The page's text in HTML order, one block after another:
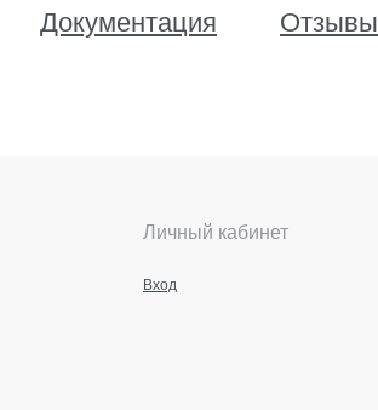
Документация Отзывы
Личный кабинет
Вход